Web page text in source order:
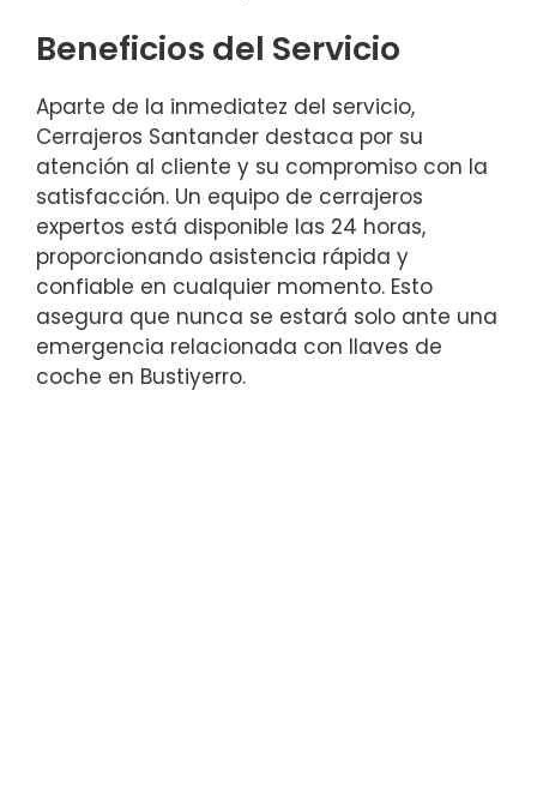
Beneficios del Servicio
Aparte de la inmediatez del servicio,
Cerrajeros Santander destaca por su
atención al cliente y su compromiso con la
satisfacción. Un equipo de cerrajeros
expertos está disponible las 24 horas,
proporcionando asistencia rápida y
confiable en cualquier momento. Esto
asegura que nunca se estará solo ante una
emergencia relacionada con llaves de
coche en Bustiyerro.